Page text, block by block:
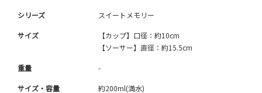
シリーズ スイートメモリー
サイズ
【カップ】口径：約10cm
【ソーサー】直径：約15.5cm
重量 -
サイズ・容量 約200ml(満水)